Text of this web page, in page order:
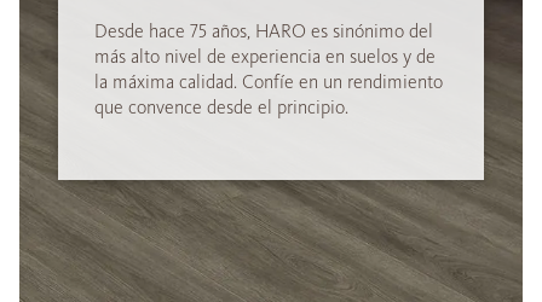
Desde hace 75 años, HARO es sinónimo del
más alto nivel de experiencia en suelos y de
la máxima calidad. Confíe en un rendimiento
que convence desde el principio.